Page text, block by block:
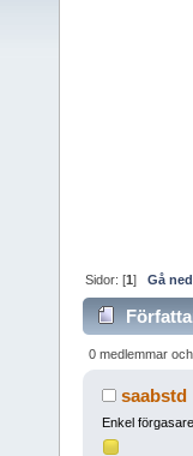
Sidor: [1]Gå ned
0 medlemmar
saabstd
Enkel förgasare